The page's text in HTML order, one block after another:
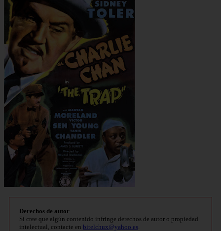
Derechos de autor
Si cree que algún contenido infringe derechos de autor o propiedad
intelectual, contacte en bitelchux@yahoo.es